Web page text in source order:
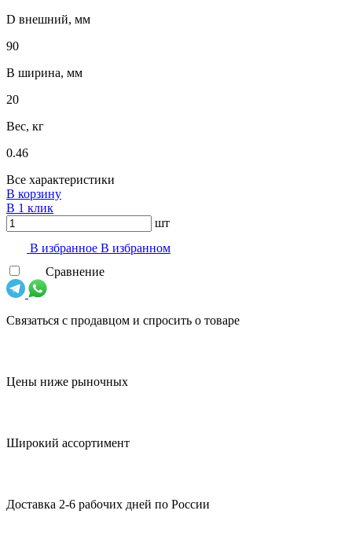
D внешний, мм
90
B ширина, мм
20
Вес, кг
0.46
Все характеристики
В корзину
В 1 клик
шт
В избранноe В избранном
Сравнение
Связаться с продавцом и спросить о товаре
Цены ниже рыночных
Широкий ассортимент
Доставка 2-6 рабочих дней по России